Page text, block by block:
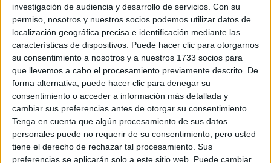
investigación de audiencia y desarrollo de servicios. Con su
permiso, nosotros y nuestros socios podemos utilizar datos de
localización geográfica precisa e identificación mediante las
características de dispositivos. Puede hacer clic para otorgarnos
su consentimiento a nosotros y a nuestros 1733 socios para
que llevemos a cabo el procesamiento previamente descrito. De
forma alternativa, puede hacer clic para denegar su
consentimiento o acceder a información más detallada y
cambiar sus preferencias antes de otorgar su consentimiento.
Tenga en cuenta que algún procesamiento de sus datos
personales puede no requerir de su consentimiento, pero usted
tiene el derecho de rechazar tal procesamiento. Sus
preferencias se aplicarán solo a este sitio web. Puede cambiar